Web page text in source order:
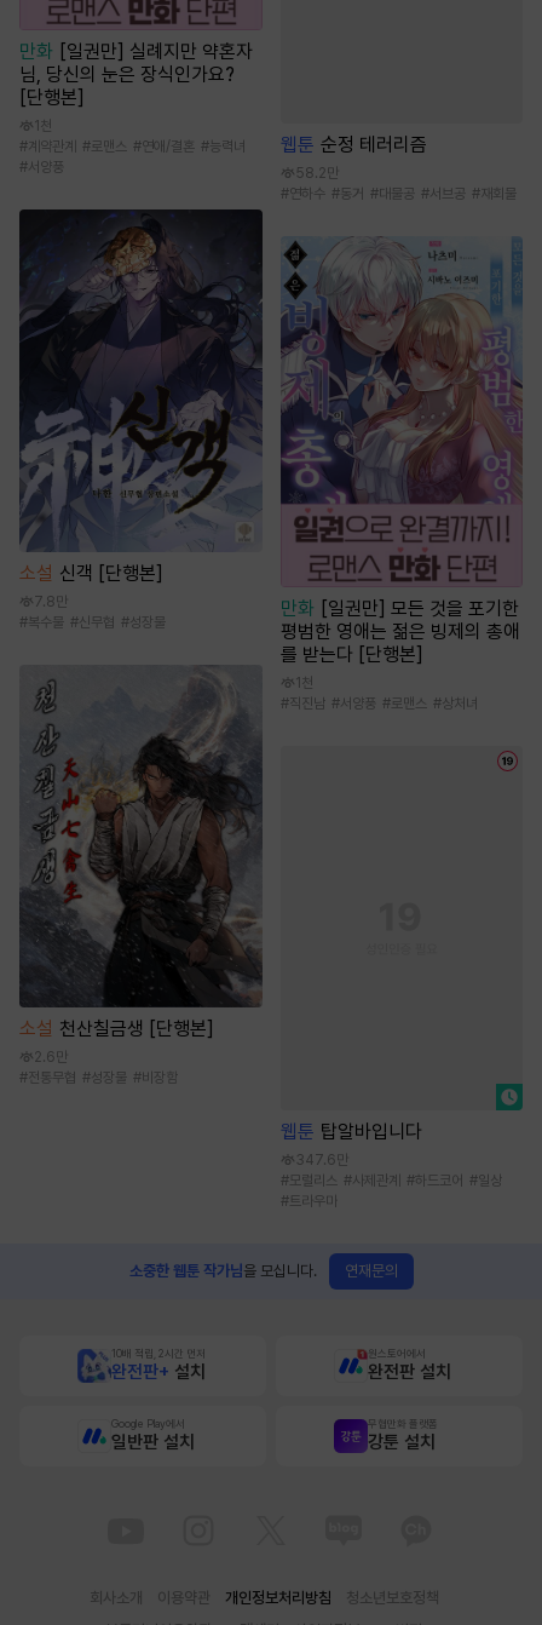
만화 [일권만] 실례지만 약혼자
님, 당신의 눈은 장식인가요?
[단행본]
1천
# 계약관계 #로맨스 #연애/결혼 #능력녀
#서양풍
소설 신객 [단행본]
7.8만
#복수물 #신무협 #성장물
소설 천산칠금생 [단행본]
2.6만
#전통무협 #성장물 #비장함
웹툰 순정 테러리즘
58.2만
#연하수 #동거 #대물공 #서브공 #재회물
만화
[일권만] 모든 것을 포기한
평범한 영애는 젊은 빙제의 총애
를 받는다 [단행본]
1천
#직진남 #서양풍 #로맨스 #상처녀
웹툰 탑알바입니다
347.6만
#모럴리스 #사제관계 #하드코어 #일상
#트라우마
소중한 웹툰 작가님을 모십니다. 연재문의
10배 적립, 2시간 먼저
완전판+ 설치
원스토어에서
완전판 설치
Google Play에서
일반판 설치
무협만화 플랫폼
강툰 설치
회사소개 이용약관 개인정보처리방침
청소년보호정책